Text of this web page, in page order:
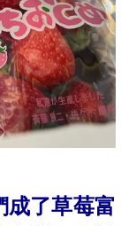
成了草莓富